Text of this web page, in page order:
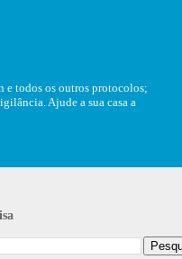
e todos os outros protocolos;
Ajude a sua casa a